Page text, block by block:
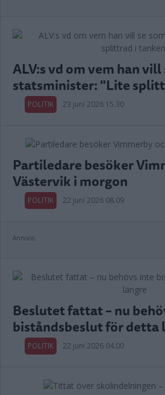
ALV:s vd om vem han vill
statsminister: "Lite
POLITIK 23 juni 2026 15.30
Partiledare besöker
Västervik i morgon
POLITIK 22 juni 2026 08.09
Annons:
Beslutet fattat – nu
biståndsbeslut för detta
POLITIK 22 juni 2026 04.00